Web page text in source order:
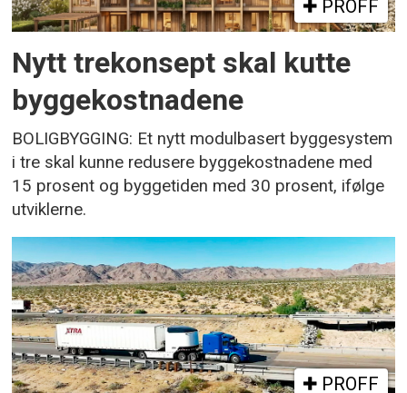
PROFF
Nytt trekonsept skal kutte
byggekostnadene
BOLIGBYGGING: Et nytt modulbasert byggesystem
i tre skal kunne redusere byggekostnadene med
15 prosent og byggetiden med 30 prosent, ifølge
utviklerne.
PROFF